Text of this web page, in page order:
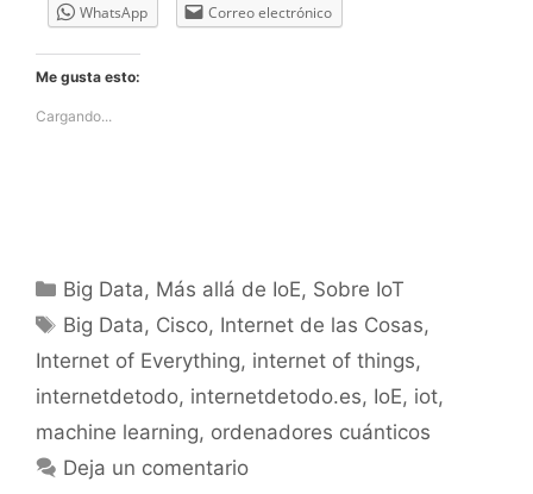
WhatsApp
Correo electrónico
Me gusta esto:
Cargando...
Categorías
Big Data, Más allá de IoE, Sobre IoT
Etiquetas
Big Data, Cisco, Internet de las Cosas,
Internet of Everything, internet of things,
internetdetodo, internetdetodo.es, IoE, iot,
machine learning, ordenadores cuánticos
Deja un comentario